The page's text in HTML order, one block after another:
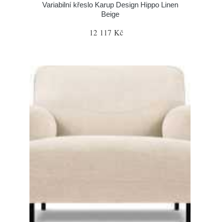
Variabilní křeslo Karup Design Hippo Linen
Beige
12 117 Kč